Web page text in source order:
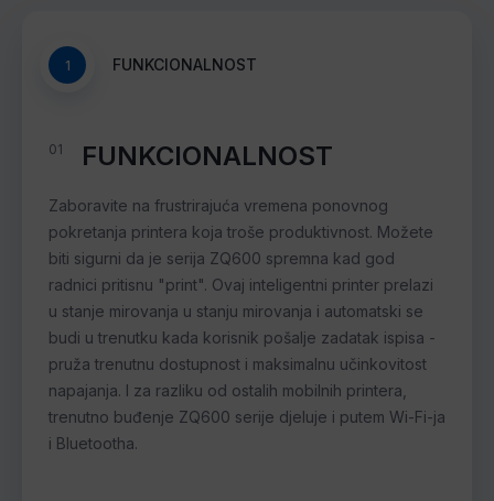
1 FUNKCIONALNOST
01 FUNKCIONALNOST
Zaboravite na frustrirajuća vremena ponovnog
pokretanja printera koja troše produktivnost. Možete
biti sigurni da je serija ZQ600 spremna kad god
radnici pritisnu "print". Ovaj inteligentni printer prelazi
u stanje mirovanja u stanju mirovanja i automatski se
budi u trenutku kada korisnik pošalje zadatak ispisa -
pruža trenutnu dostupnost i maksimalnu učinkovitost
napajanja. I za razliku od ostalih mobilnih printera,
trenutno buđenje ZQ600 serije djeluje i putem Wi-Fi-ja
i Bluetootha.